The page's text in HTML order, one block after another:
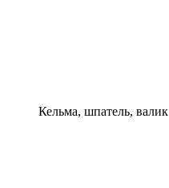
Кельма, шпатель, валик